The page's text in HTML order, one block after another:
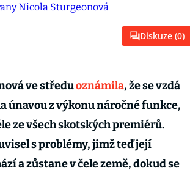
Diskuze (0)
ve středuoznámila, že se vzdá
únavou z výkonu náročné funkce,
ze všech skotských premiérů.
s problémy, jimž teď její
a zůstane v čele země, dokud se